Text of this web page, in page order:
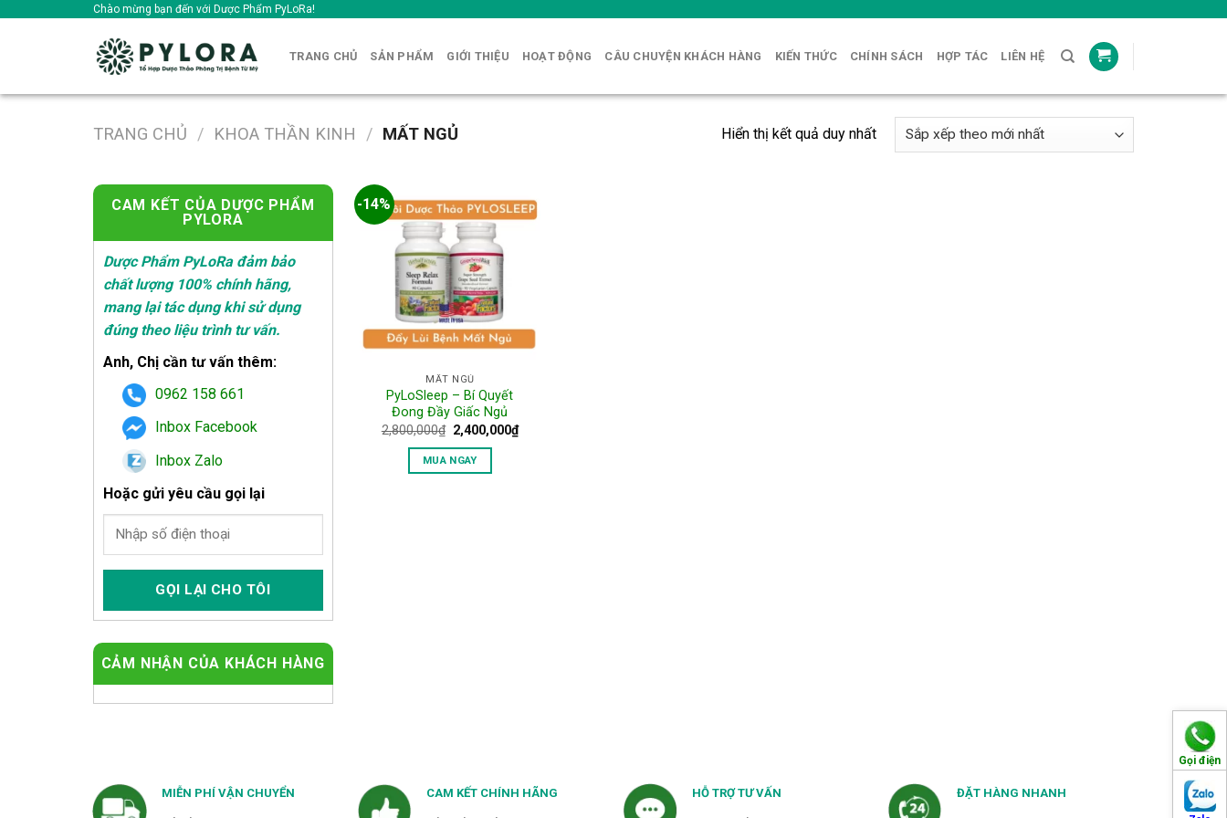
Chào mừng bạn đến với Dược Phẩm PyLoRa!
TRANG CHỦ SẢN PHẨM GIỚI THIỆU HOẠT ĐỘNG CÂU CHUYỆN KHÁCH HÀNG KIẾN THỨC CHÍNH SÁCH HỢP TÁC LIÊN HỆ
TRANG CHỦ / KHOA THẦN KINH / MẤT NGỦ Hiển thị kết quả duy nhất
Gọi điện
CAM KẾT CỦA DƯỢC PHẨM
PYLORA
Dược Phẩm PyLoRa đảm bảo
chất lượng 100% chính hãng,
mang lại tác dụng khi sử dụng
đúng theo liệu trình tư vấn.
Anh, Chị cần tư vấn thêm:
0962 158 661
Inbox Facebook
Inbox Zalo
Hoặc gửi yêu cầu gọi lại
CẢM NHẬN CỦA KHÁCH HÀNG
-14%
MẤT NGỦ
PyLoSleep – Bí Quyết
Đong Đầy Giấc Ngủ
2,800,000₫ Giá
gốc
là:
2,800,000₫.
2,400,000₫Giá
hiện
MUA NGAY
MIỄN PHÍ VẬN CHUYỂN CAM KẾT CHÍNH HÃNG HỖ TRỢ TƯ VẤN ĐẶT HÀNG NHANH